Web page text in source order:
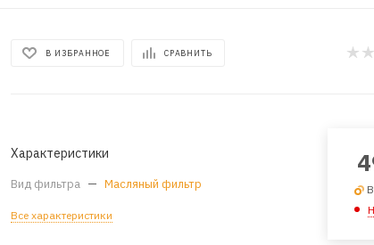
В ИЗБРАННОЕ СРАВНИТЬ
Характеристики
Вид фильтра — Масляный фильтр
Все характеристики